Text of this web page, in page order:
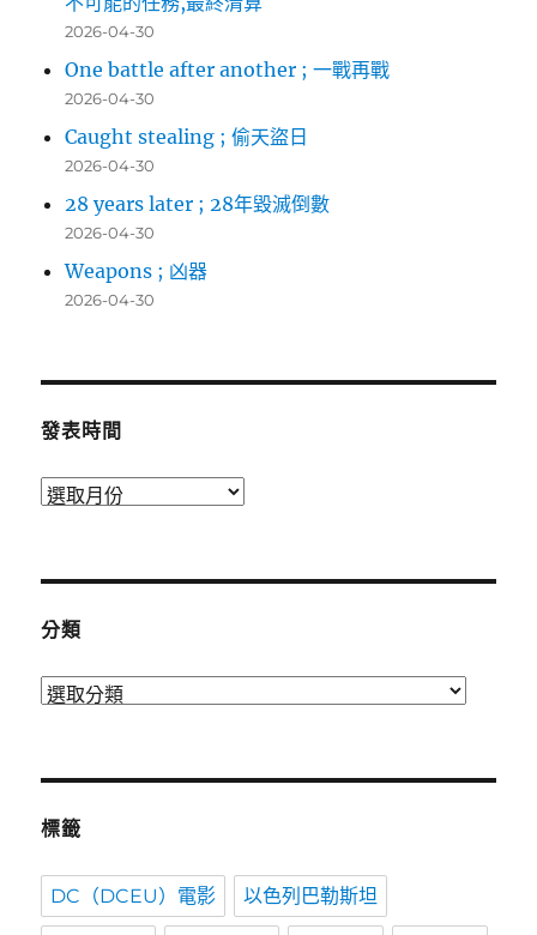
2026-04-30
One battle after another ; 一戰再戰
2026-04-30
Caught stealing ; 偷天盜日
2026-04-30
28 years later ; 28年毀滅倒數
2026-04-30
Weapons ; 凶器
2026-04-30
發表時間
發
分類
分
標籤
DC（DCEU）電影 以色列巴勒斯坦